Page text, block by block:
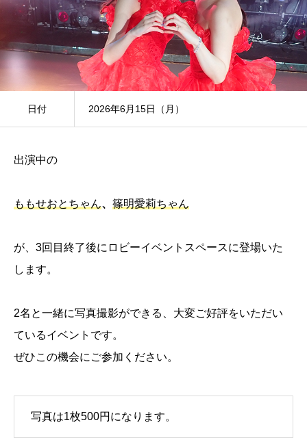
日付 2026年6月15日（月）
出演中の
ももせおとちゃん、 篠明愛莉ちゃん
が、3回目終了後にロビーイベントスペースに登場いた
します。
2名と一緒に写真撮影ができる、大変ご好評をいただい
ているイベントです。
ぜひこの機会にご参加ください。
写真は1枚500円になります。